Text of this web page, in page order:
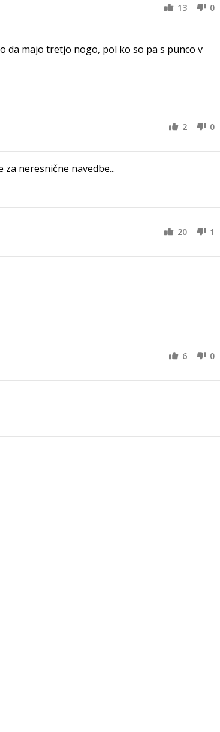
13 0
da majo tretjo nogo, pol ko so pa s punco v
2 0
neresnične navedbe...
20 1
6 0